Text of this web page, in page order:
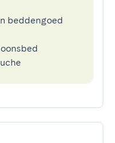
beddengoed